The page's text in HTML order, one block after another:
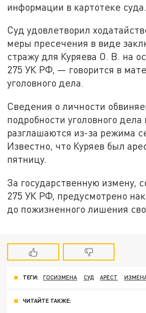
информации в картотеке суда.
Суд удовлетворил
меры пресечения в виде
стражу для Куряева О. В. на
275 УК РФ, — говорится в
уголовного дела.
Сведения о личности
подробности уголовного дела
разглашаются из-за режима
Известно, что Куряев был
пятницу.
За государственную измену,
275 УК РФ, предусмотрено
до пожизненного лишения
ТЕГИ: ГОСИЗМЕНА СУД АРЕСТ
ЧИТАЙТЕ ТАКЖЕ: